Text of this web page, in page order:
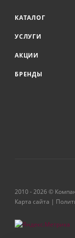
КАТАЛОГ
УСЛУГИ
АКЦИИ
БРЕНДЫ
2010 - 2026 ©
Карта сайта |